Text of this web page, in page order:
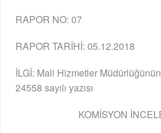
RAPOR NO: 07
RAPOR TARİHİ: 05.12.2018
İLGİ: Mali Hizmetler
24558 sayılı yazısı
KOMİSYON